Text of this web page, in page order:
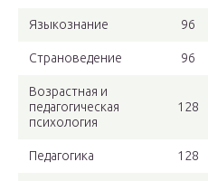
Языкознание 96
Страноведение 96
Возрастная и
педагогическая
психология
128
Педагогика 128